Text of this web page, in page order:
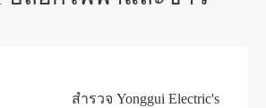
สำรวจ Yonggui Electric's